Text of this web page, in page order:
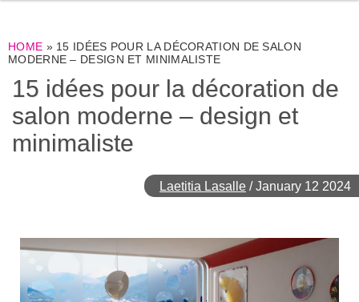
HOME » 15 IDÉES POUR LA DÉCORATION DE SALON
MODERNE – DESIGN ET MINIMALISTE
15 idées pour la décoration de
salon moderne – design et
minimaliste
Laetitia Lasalle /January 12 2024